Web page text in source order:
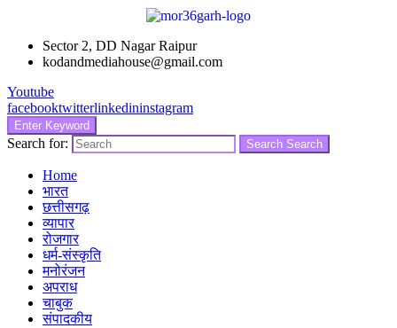
Sector 2, DD Nagar Raipur
kodandmediahouse@gmail.com
Youtube
facebooktwitterlinkedininstagram
Enter Keyword
Search for: Search Search
Home
भारत
छत्तीसगढ़
व्यापार
रोजगार
धर्म-संस्कृति
मनोरंजन
अपराध
चाबुक
संपादकीय